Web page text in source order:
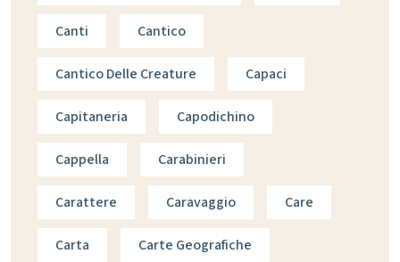
Canti Cantico
Cantico Delle Creature Capaci
Capitaneria Capodichino
Cappella Carabinieri
Carattere Caravaggio Care
Carta Carte Geografiche